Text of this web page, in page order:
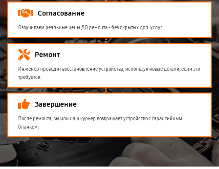
Согласование
Озвучиваем реальные цены ДО ремонта - без скрытых доп. услуг
Ремонт
Инженер проводит восстановление устройства, используя новые детали, если это
требуется.
Завершение
После ремонта, вы или наш курьер возвращает устройство с гарантийным
бланком.